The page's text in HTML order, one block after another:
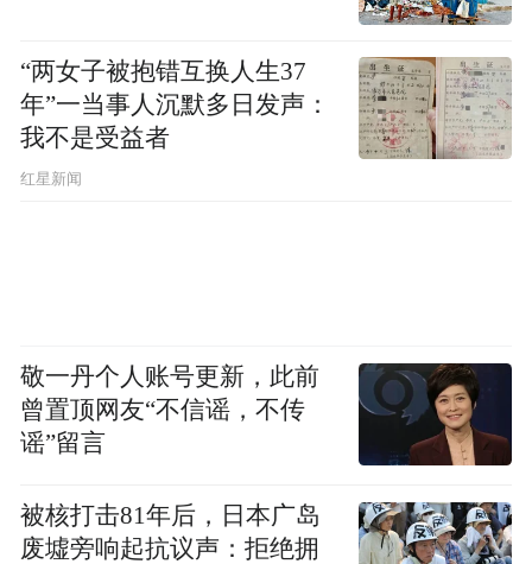
“两女子被抱错互换人生37
年”一当事人沉默多日发声：
我不是受益者
红星新闻
敬一丹个人账号更新，此前
曾置顶网友“不信谣，不传
谣”留言
被核打击81年后，日本广岛
废墟旁响起抗议声：拒绝拥